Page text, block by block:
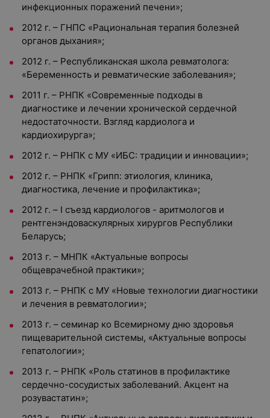
инфекционных поражений печени»;
2012 г. – ГНПС «Рациональная терапия болезней
органов дыхания»;
2012 г. – Республиканская школа ревматолога:
«Беременность и ревматические заболевания»;
2011 г. – РНПК «Современные подходы в
диагностике и лечении хронической сердечной
недостаточности. Взгляд кардиолога и
кардиохирурга»;
2012 г. – РНПК с МУ «ИБС: традиции и инновации»;
2012 г. – РНПК «Грипп: этиология, клиника,
диагностика, лечение и профилактика»;
2012 г. – I съезд кардиологов - аритмологов и
рентгенэндоваскулярных хирургов Республики
Беларусь;
2013 г. – МНПК «Актуальные вопросы
общеврачебной практики»;
2013 г. – РНПК с МУ «Новые технологии диагностики
и лечения в ревматологии»;
2013 г. – семинар ко Всемирному дню здоровья
пищеварительной системы, «Актуальные вопросы
гепатологии»;
2013 г. – РНПК «Роль статинов в профилактике
сердечно-сосудистых заболеваний. Акцент на
розувастатин»;